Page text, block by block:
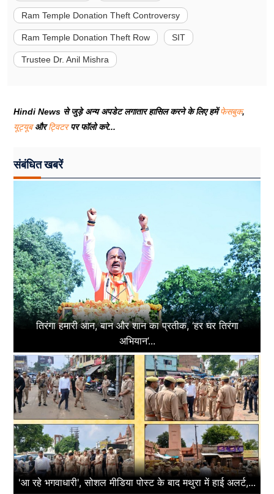
Ram Temple Donation Theft Controversy
Ram Temple Donation Theft Row SIT
Trustee Dr. Anil Mishra
Hindi News से जुड़े अन्य अपडेट लगातार हासिल करने के लिए हमेंफेसबुक,
यूट्यूबऔरट्विटरपर फॉलो करे...
संबंधित खबरें
तिरंगा हमारी आन, बान और शान का प्रतीक, ‘हर घर तिरंगा
अभियान’...
'आ रहे भगवाधारी', सोशल मीडिया पोस्ट के बाद मथुरा में हाई अलर्ट,...